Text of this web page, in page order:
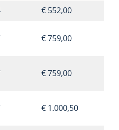
€ 552,00
€ 759,00
€ 759,00
€ 1.000,50